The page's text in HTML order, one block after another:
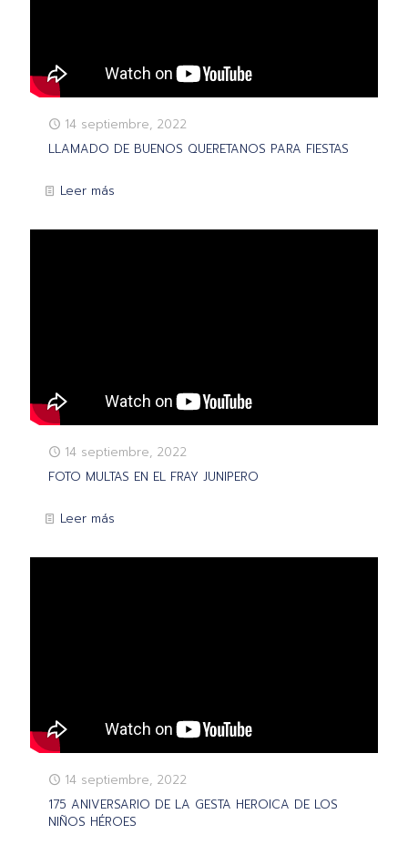
14 septiembre, 2022
LLAMADO DE BUENOS QUERETANOS PARA FIESTAS
Leer más
14 septiembre, 2022
FOTO MULTAS EN EL FRAY JUNIPERO
Leer más
14 septiembre, 2022
175 ANIVERSARIO DE LA GESTA HEROICA DE LOS
NIÑOS HÉROES